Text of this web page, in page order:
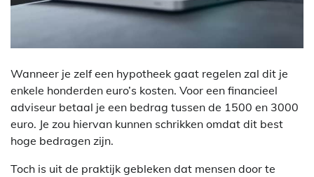
Wanneer je zelf een hypotheek gaat regelen zal dit je
enkele honderden euro’s kosten. Voor een financieel
adviseur betaal je een bedrag tussen de 1500 en 3000
euro. Je zou hiervan kunnen schrikken omdat dit best
hoge bedragen zijn.
Toch is uit de praktijk gebleken dat mensen door te